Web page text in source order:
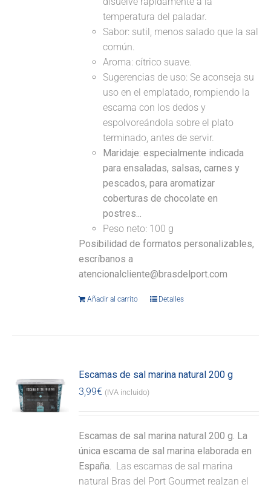
temperatura del paladar.
Sabor: sutil, menos salado que la sal
común.
Aroma: cítrico suave.
Sugerencias de uso: Se aconseja su
uso en el emplatado, rompiendo la
escama con los dedos y
espolvoreándola sobre el plato
terminado, antes de servir.
Maridaje: especialmente indicada
para ensaladas, salsas, carnes y
pescados, para aromatizar
coberturas de chocolate en
postres...
Peso neto: 100 g
Posibilidad de formatos personalizables,
escríbanos a
atencionalcliente@brasdelport.com
Añadir al carrito Detalles
Escamas de sal marina natural 200 g
3,99€ (IVA incluido)
Escamas de sal marina natural 200 g. La
única escama de sal marina elaborada en
España. Las escamas de sal marina
natural Bras del Port Gourmet realzan el